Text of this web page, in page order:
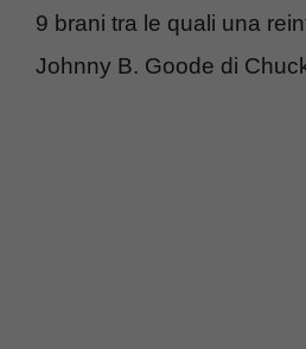
9 brani tra le quali una
Johnny B. Goode di